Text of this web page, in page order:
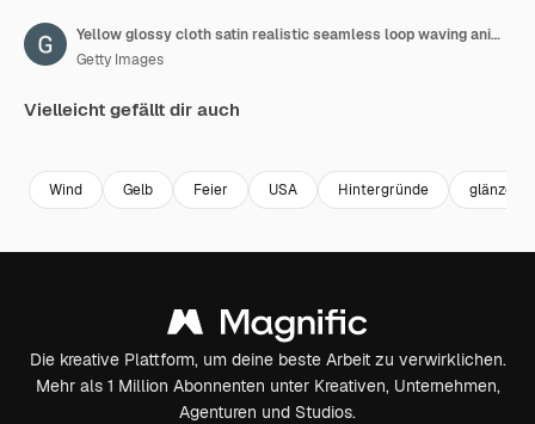
Yellow glossy cloth satin realistic seamless loop waving animation
Getty Images
Vielleicht gefällt dir auch
Wind Gelb Feier USA Hintergründe glänzend
Die kreative Plattform, um deine beste Arbeit zu verwirklichen.
Mehr als 1 Million Abonnenten unter Kreativen, Unternehmen,
Agenturen und Studios.